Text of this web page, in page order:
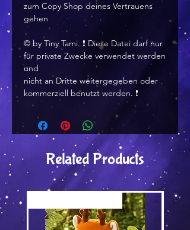
zum Copy Shop deines Vertrauens
gehen
©️ by Tiny Tami. ❗ Diese Datei darf nur
für private Zwecke verwendet werden
und
nicht an Dritte weitergegeben oder
kommerziell benutzt werden. ❗
Related Products